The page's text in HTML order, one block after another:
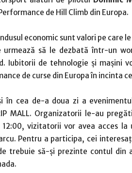
de Hill Climb din Europa.
economic sunt valori pe care
urmează să le dezbată într-un
Iubitorii de tehnologie și mașini
de curse din Europa în incinta
în cea de-a doua zi a
MALL. Organizatorii le-au
12:00, vizitatorii vor avea acces
Pentru a participa, cei
trebuie să-și prezinte contul din